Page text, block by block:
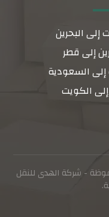
البحرين
إلى قطر
السعودية
الكويت
محفوظة - شركة الهدى للنقل